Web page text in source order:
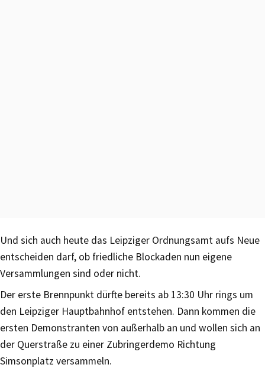
Und sich auch heute das Leipziger Ordnungsamt aufs Neue
entscheiden darf, ob friedliche Blockaden nun eigene
Versammlungen sind oder nicht.
Der erste Brennpunkt dürfte bereits ab 13:30 Uhr rings um
den Leipziger Hauptbahnhof entstehen. Dann kommen die
ersten Demonstranten von außerhalb an und wollen sich an
der Querstraße zu einer Zubringerdemo Richtung
Simsonplatz versammeln.